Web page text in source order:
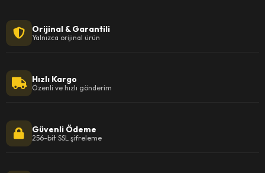
Orijinal & Garantili
Yalnızca orijinal ürün
Hızlı Kargo
Özenli ve hızlı gönderim
Güvenli Ödeme
256-bit SSL şifreleme